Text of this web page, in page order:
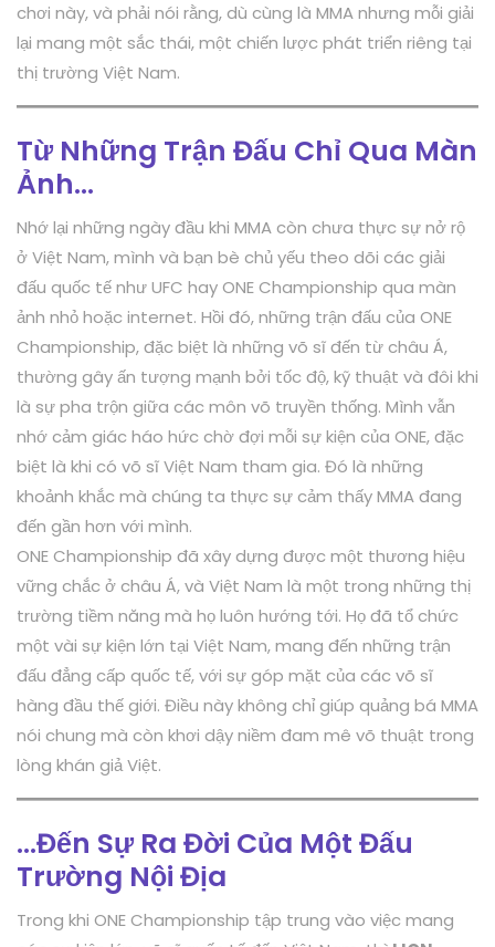
chơi này, và phải nói rằng, dù cùng là MMA nhưng mỗi giải
lại mang một sắc thái, một chiến lược phát triển riêng tại
thị trường Việt Nam.
Từ Những Trận Đấu Chỉ Qua Màn
Ảnh…
Nhớ lại những ngày đầu khi MMA còn chưa thực sự nở rộ
ở Việt Nam, mình và bạn bè chủ yếu theo dõi các giải
đấu quốc tế như UFC hay ONE Championship qua màn
ảnh nhỏ hoặc internet. Hồi đó, những trận đấu của ONE
Championship, đặc biệt là những võ sĩ đến từ châu Á,
thường gây ấn tượng mạnh bởi tốc độ, kỹ thuật và đôi khi
là sự pha trộn giữa các môn võ truyền thống. Mình vẫn
nhớ cảm giác háo hức chờ đợi mỗi sự kiện của ONE, đặc
biệt là khi có võ sĩ Việt Nam tham gia. Đó là những
khoảnh khắc mà chúng ta thực sự cảm thấy MMA đang
đến gần hơn với mình.
ONE Championship đã xây dựng được một thương hiệu
vững chắc ở châu Á, và Việt Nam là một trong những thị
trường tiềm năng mà họ luôn hướng tới. Họ đã tổ chức
một vài sự kiện lớn tại Việt Nam, mang đến những trận
đấu đẳng cấp quốc tế, với sự góp mặt của các võ sĩ
hàng đầu thế giới. Điều này không chỉ giúp quảng bá MMA
nói chung mà còn khơi dậy niềm đam mê võ thuật trong
lòng khán giả Việt.
…Đến Sự Ra Đời Của Một Đấu
Trường Nội Địa
Trong khi ONE Championship tập trung vào việc mang